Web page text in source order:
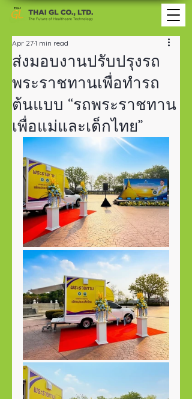
ส่งมอบงานปรับปรุงรถ
พระราชทานเพื่อทำรถ
ต้นแบบ “รถพระราชทาน
เพื่อแม่และเด็กไทย”
Apr 271 min read